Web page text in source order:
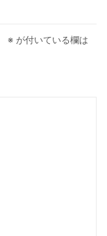
※ が付いている欄は